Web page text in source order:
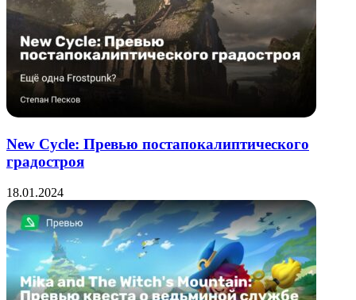
New Cycle: Превью постапокалиптического
градостроя
18.01.2024